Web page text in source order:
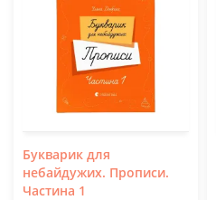
Букварик для
небайдужих. Прописи.
Частина 1